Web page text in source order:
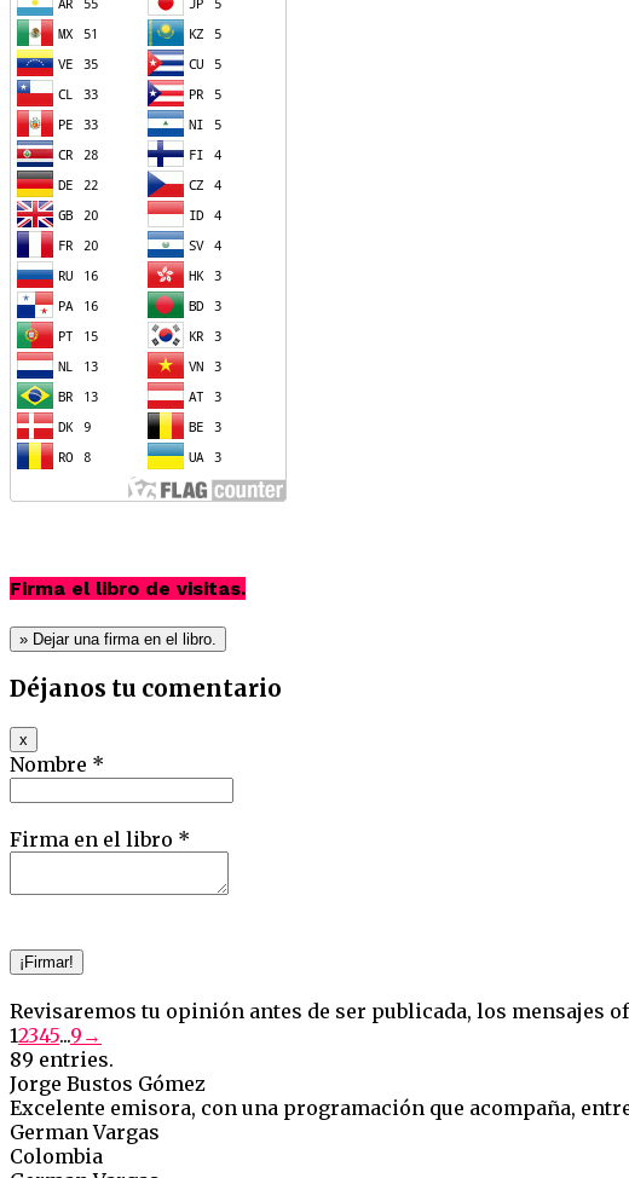
Firma el libro de visitas.
Déjanos tu comentario
x
this
form.
Nombre *
Firma en el libro *
Revisaremos tu opinión antes de ser publicada, los mensajes
Guestbook
list
navigation
12345...9 →
89 entries.
Jorge Bustos Gómez
Excelente emisora, con una programación que acompaña,
German Vargas
Colombia